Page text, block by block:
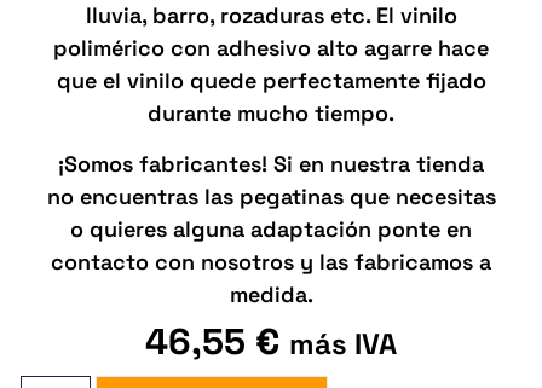
lluvia, barro, rozaduras etc. El vinilo
polimérico con adhesivo alto agarre hace
que el vinilo quede perfectamente fijado
durante mucho tiempo.
¡Somos fabricantes! Si en nuestra tienda
no encuentras las pegatinas que necesitas
o quieres alguna adaptación ponte en
contacto con nosotros y las fabricamos a
medida.
46,55 € más IVA